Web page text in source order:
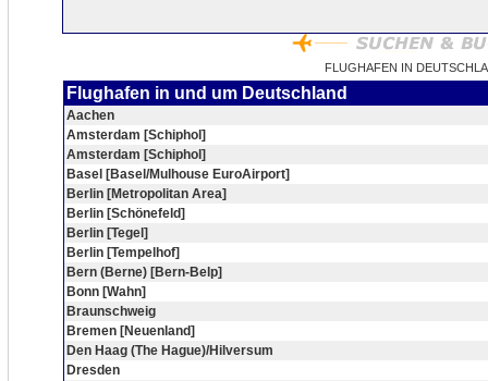
FLUGHAFEN IN
Flughafen in und um Deutschland
Aachen
Amsterdam [Schiphol]
Amsterdam [Schiphol]
Basel [Basel/Mulhouse EuroAirport]
Berlin [Metropolitan Area]
Berlin [Schönefeld]
Berlin [Tegel]
Berlin [Tempelhof]
Bern (Berne) [Bern-Belp]
Bonn [Wahn]
Braunschweig
Bremen [Neuenland]
Den Haag (The Hague)/Hilversum
Dresden